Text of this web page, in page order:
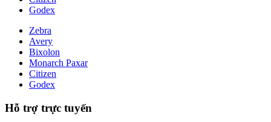
Godex
Zebra
Avery
Bixolon
Monarch Paxar
Citizen
Godex
Hỗ trợ trực tuyến